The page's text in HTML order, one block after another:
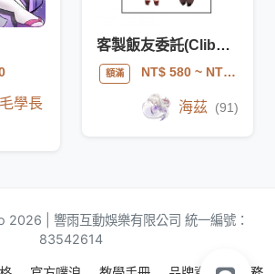
學長
客製飯友委託(Clibo活動)
額滿 NT$ 580~ NT$ 1350
海茲 (91)
| 響雨互動娛樂有限公司 統一編號：
83542614